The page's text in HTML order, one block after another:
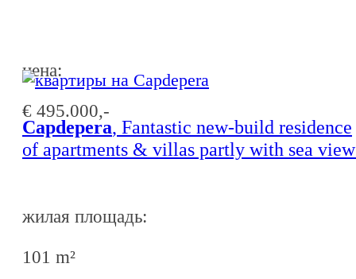
ценa:
€ 495.000,-
Capdepera, Fantastic new-build residence
of apartments & villas partly with sea
жилая площадь:
101 m²